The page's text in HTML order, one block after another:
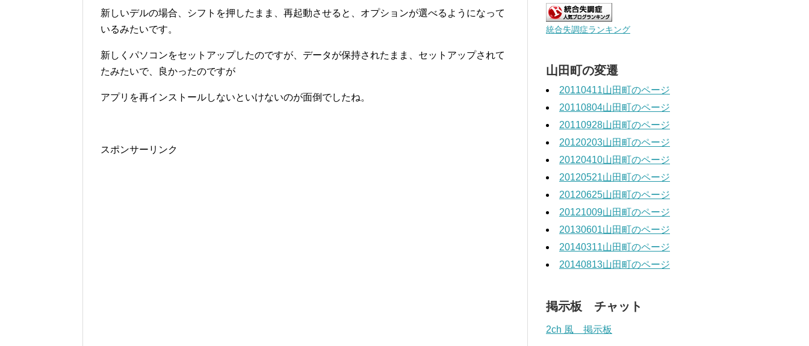
新しいデルの場合、シフトを押したまま、再起動させると、オプションが選べるようになって
いるみたいです。
新しくパソコンをセットアップしたのですが、データが保持されたまま、セットアップされて
たみたいで、良かったのですが
アプリを再インストールしないといけないのが面倒でしたね。
スポンサーリンク
統合失調症ランキング
山田町の変遷
20110411山田町のページ
20110804山田町のページ
20110928山田町のページ
20120203山田町のページ
20120410山田町のページ
20120521山田町のページ
20120625山田町のページ
20121009山田町のページ
20130601山田町のページ
20140311山田町のページ
20140813山田町のページ
掲示板 チャット
2ch 風 掲示板